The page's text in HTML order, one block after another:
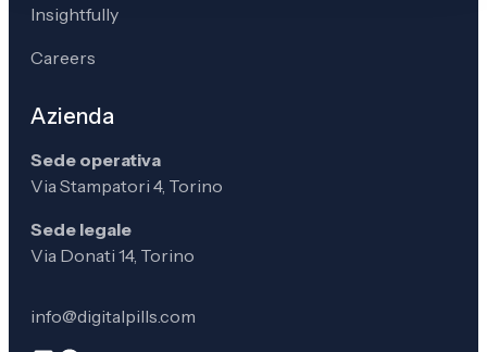
Insightfully
Careers
Azienda
Sede operativa
Via Stampatori 4, Torino
Sede legale
Via Donati 14, Torino
info@digitalpills.com